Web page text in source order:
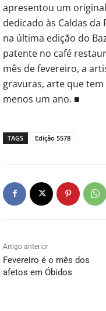
apresentou um
dedicado às Caldas
na última edição do
patente no café
mês de fevereiro, a
gravuras, arte que
menos um ano. ■
TAGS Edição 5578
Artigo anterior
Fevereiro é o mês dos
afetos em Óbidos